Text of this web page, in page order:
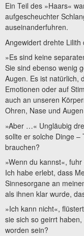
Ein Teil des »Haars«
aufgescheuchter
auseinanderfuhren.
Angewidert drehte Lilith
»Es sind keine
Sie sind ebenso wenig
Augen. Es ist natürlich,
Emotionen oder auf
auch an unseren
Ohren, Nase und
»Aber …« Ungläubig
sollte er solche Dinge –
brauchen?
»Wenn du kannst«,
Ich habe erlebt, dass
Sinnesorgane an
als ihnen klar wurde,
»Ich kann nicht«,
sie sich so geirrt
worden sein?